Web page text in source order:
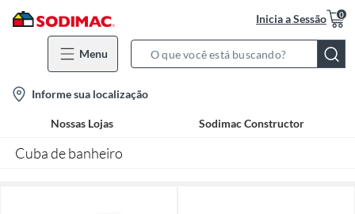
Inicia a Sessão 0
Menu
Search
Bar
location-
icon
Informe sua localização
Nossas Lojas Sodimac Constructor
Cuba de banheiro